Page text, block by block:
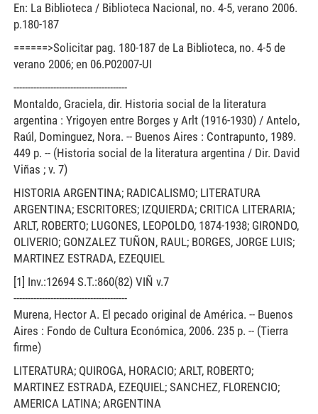
En: La Biblioteca / Biblioteca Nacional, no. 4-5, verano 2006.
p.180-187
======>Solicitar pag. 180-187 de La Biblioteca, no. 4-5 de
verano 2006; en 06.P02007-UI
----------------------------------------
Montaldo, Graciela, dir. Historia social de la literatura
argentina : Yrigoyen entre Borges y Arlt (1916-1930) / Antelo,
Raúl, Dominguez, Nora. -- Buenos Aires : Contrapunto, 1989.
449 p. -- (Historia social de la literatura argentina / Dir. David
Viñas ; v. 7)
HISTORIA ARGENTINA; RADICALISMO; LITERATURA
ARGENTINA; ESCRITORES; IZQUIERDA; CRITICA LITERARIA;
ARLT, ROBERTO; LUGONES, LEOPOLDO, 1874-1938; GIRONDO,
OLIVERIO; GONZALEZ TUÑON, RAUL; BORGES, JORGE LUIS;
MARTINEZ ESTRADA, EZEQUIEL
[1] Inv.:12694 S.T.:860(82) VIÑ v.7
----------------------------------------
Murena, Hector A. El pecado original de América. -- Buenos
Aires : Fondo de Cultura Económica, 2006. 235 p. -- (Tierra
firme)
LITERATURA; QUIROGA, HORACIO; ARLT, ROBERTO;
MARTINEZ ESTRADA, EZEQUIEL; SANCHEZ, FLORENCIO;
AMERICA LATINA; ARGENTINA